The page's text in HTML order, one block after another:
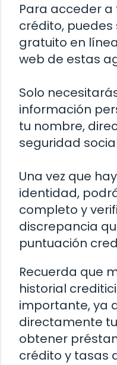
Para acceder
crédito,
gratuito en
web de estas
Solo
información
tu nombre,
seguridad
Una vez que
identidad,
completo y
discrepancia
puntuación
Recuerda que
historial
importante, ya
directamente
obtener
crédito y tasas